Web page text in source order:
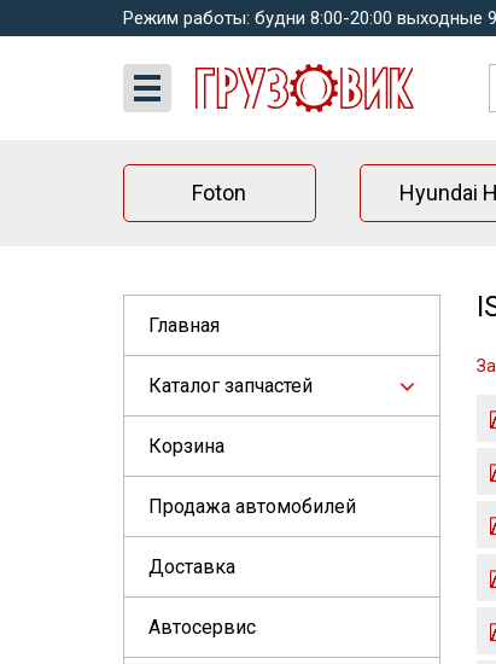
Режим работы: будни 8:00-20:00 выходные
Foton Hyundai
Главная
Каталог запчастей
Корзина
Продажа автомобилей
Доставка
Автосервис